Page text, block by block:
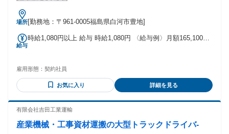
場所[勤務地：〒961-0005福島県白河市豊地]
給与
時給1,080円以上 給与 時給1,080円 〈給与例〉月額165,100円
雇用形態： 契約社員
お気に入り 詳細を見る
有限会社吉田工業運輸
産業機械・工事資材運搬の大型トラックドライバ-